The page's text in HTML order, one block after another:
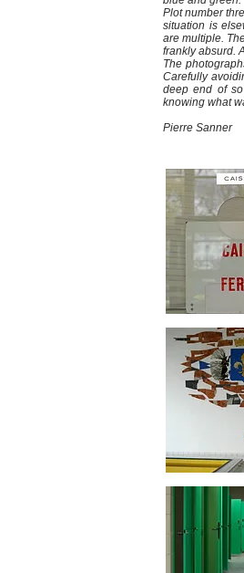
Plot number
situation is
are multiple.
frankly absurd.
The
Carefully
deep end of
knowing what
Pierre Sanner